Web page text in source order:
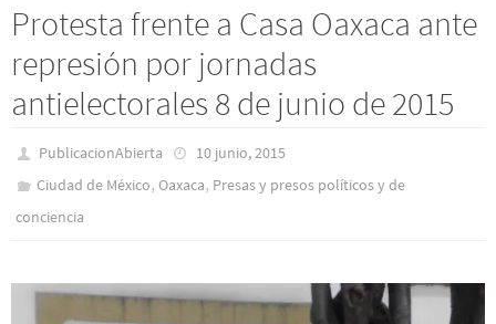
Protesta frente a Casa Oaxaca ante
represión por jornadas
antielectorales 8 de junio de 2015
PublicacionAbierta
10 junio, 2015
Ciudad de México,Oaxaca, Presas y presos polí­ticos y de
conciencia